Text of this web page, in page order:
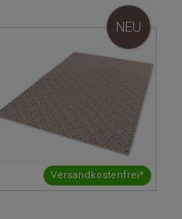
Versandkostenfrei*
NEU